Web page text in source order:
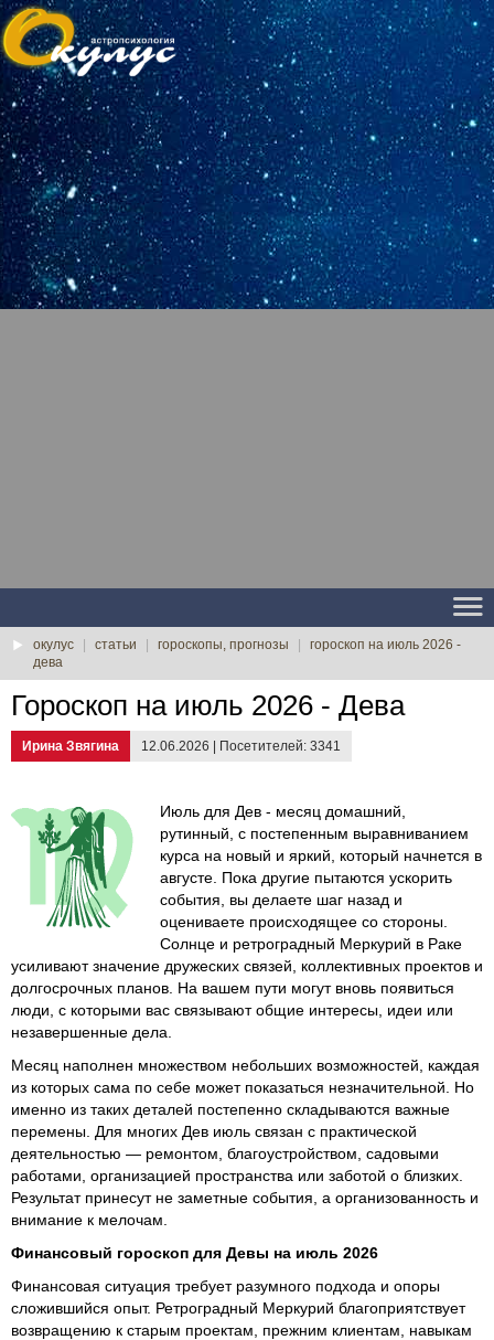
окулус статьи гороскопы, прогнозы
гороскоп на июль 2026 -
дева
Гороскоп на июль 2026 - Дева
Ирина Звягина 12.06.2026 | Посетителей: 3341
Июль для Дев - месяц домашний,
рутинный, с постепенным выравниванием
курса на новый и яркий, который начнется в
августе. Пока другие пытаются ускорить
события, вы делаете шаг назад и
оцениваете происходящее со стороны.
Солнце и ретроградный Меркурий в Раке
усиливают значение дружеских связей, коллективных проектов и
долгосрочных планов. На вашем пути могут вновь появиться
люди, с которыми вас связывают общие интересы, идеи или
незавершенные дела.
Месяц наполнен множеством небольших возможностей, каждая
из которых сама по себе может показаться незначительной. Но
именно из таких деталей постепенно складываются важные
перемены. Для многих Дев июль связан с практической
деятельностью — ремонтом, благоустройством, садовыми
работами, организацией пространства или заботой о близких.
Результат принесут не заметные события, а организованность и
внимание к мелочам.
Финансовый гороскоп для Девы на июль 2026
Финансовая ситуация требует разумного подхода и опоры
сложившийся опыт. Ретроградный Меркурий благоприятствует
возвращению к старым проектам, прежним клиентам, навыкам